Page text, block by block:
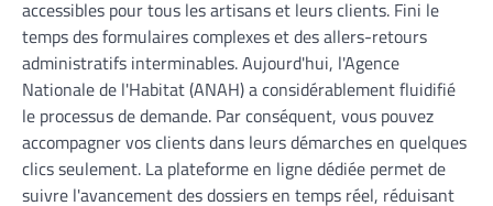
accessibles pour tous les artisans et leurs clients. Fini le
temps des formulaires complexes et des allers-retours
administratifs interminables. Aujourd'hui, l'Agence
Nationale de l'Habitat (ANAH) a considérablement fluidifié
le processus de demande. Par conséquent, vous pouvez
accompagner vos clients dans leurs démarches en quelques
clics seulement. La plateforme en ligne dédiée permet de
suivre l'avancement des dossiers en temps réel, réduisant